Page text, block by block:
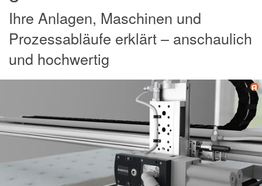
Ihre Anlagen, Maschinen und
Prozessabläufe erklärt – anschaulich
und hochwertig